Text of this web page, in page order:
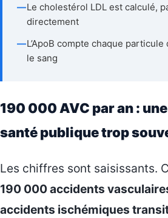
—Le cholestérol LDL est calculé,
directement
—L’ApoB compte chaque
le sang
190 000 AVC par an :
santé publique trop
Les chiffres sont saisissants.
190 000 accidents
accidents ischémiques